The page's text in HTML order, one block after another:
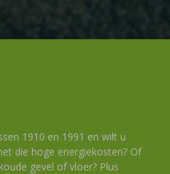
1910 en 1991 en wilt u
die hoge energiekosten? Of
gevel of vloer? Plus